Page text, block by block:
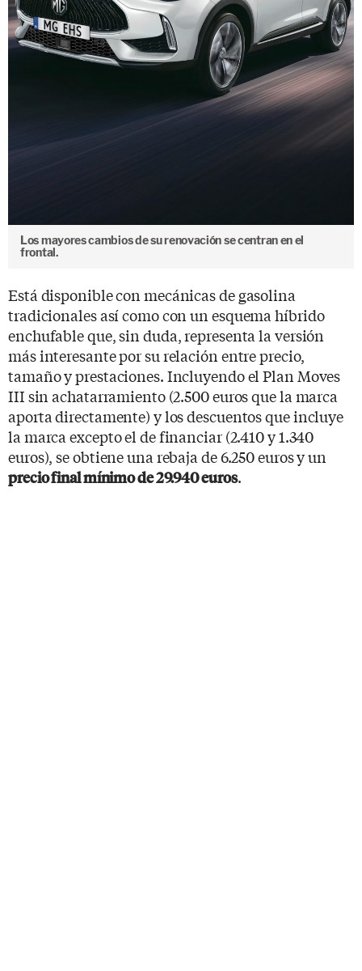
Los mayores cambios de su renovación se centran en el
frontal.
Está disponible con mecánicas de gasolina
tradicionales así como con un esquema híbrido
enchufable que, sin duda, representa la versión
más interesante por su relación entre precio,
tamaño y prestaciones. Incluyendo el Plan Moves
III sin achatarramiento (2.500 euros que la marca
aporta directamente) y los descuentos que incluye
la marca excepto el de financiar (2.410 y 1.340
euros), se obtiene una rebaja de 6.250 euros y un
precio final mínimo de 29.940 euros.